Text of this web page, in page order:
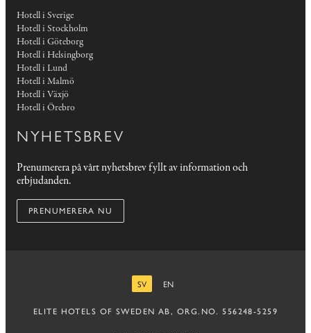
Hotell i Sverige
Hotell i Stockholm
Hotell i Göteborg
Hotell i Helsingborg
Hotell i Lund
Hotell i Malmö
Hotell i Växjö
Hotell i Örebro
NYHETSBREV
Prenumerera på vårt nyhetsbrev fyllt av information och
erbjudanden.
PRENUMERERA NU
SV
EN
ELITE HOTELS OF SWEDEN AB, ORG.NO. 556248-5259